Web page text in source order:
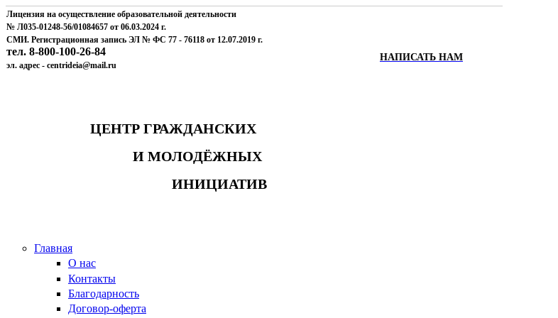
Лицензия на осуществление образовательной деятельности
№ Л035-01248-56/01084657 от 06.03.2024 г.
СМИ. Регистрационная запись ЭЛ № ФС 77 - 76118 от 12.07.2019 г.
тел. 8-800-100-26-84
эл. адрес - centrideia@mail.ru
НАПИСАТЬ НАМ
ЦЕНТР ГРАЖДАНСКИХ
И МОЛОДЁЖНЫХ
ИНИЦИАТИВ
Главная
О нас
Контакты
Благодарность
Договор-оферта